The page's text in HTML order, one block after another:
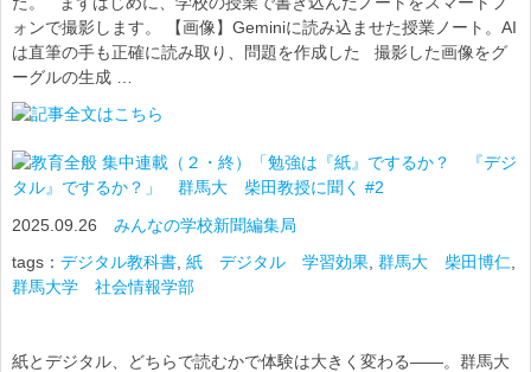
ォンで撮影します。 【画像】Geminiに読み込ませた授業ノート。AI
は直筆の手も正確に読み取り、問題を作成した 撮影した画像をグ
ーグルの生成 …
集中連載（２・終）「勉強は『紙』でするか？ 『デジ
タル』でするか？」 群馬大 柴田教授に聞く #2
2025.09.26 みんなの学校新聞編集局
tags： デジタル教科書 紙 デジタル 学習効果 群馬大 柴田博仁
群馬大学 社会情報学部
紙とデジタル、どちらで読むかで体験は大きく変わる――。群馬大